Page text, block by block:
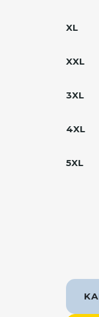
XL
XXL
3XL
4XL
5XL